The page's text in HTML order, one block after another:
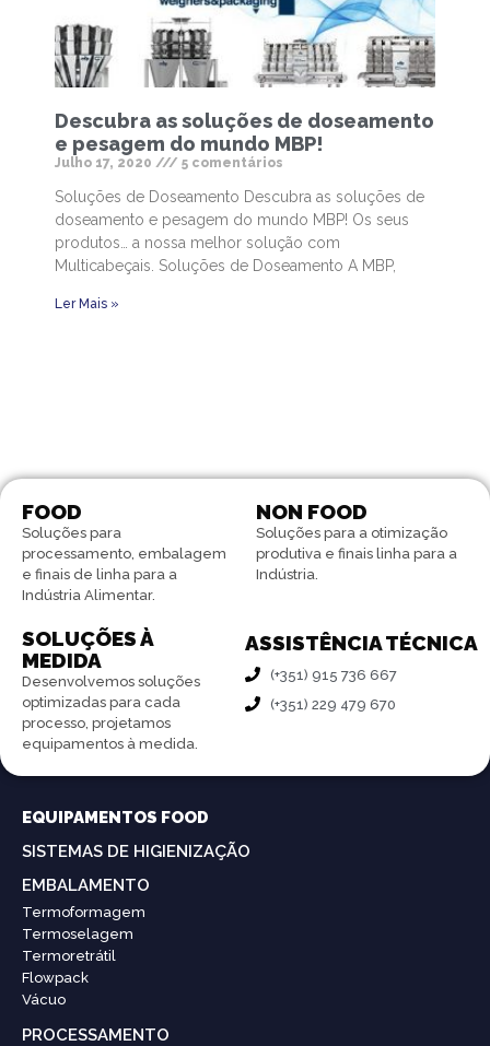
Descubra as soluções de doseamento
e pesagem do mundo MBP!
Julho 17, 2020 5 comentários
Soluções de Doseamento Descubra as soluções de
doseamento e pesagem do mundo MBP! Os seus
produtos… a nossa melhor solução com
Multicabeçais. Soluções de Doseamento A MBP,
Ler Mais »
FOOD
Soluções para
processamento, embalagem
e finais de linha para a
Indústria Alimentar.
NON FOOD
Soluções para a otimização
produtiva e finais linha para a
Indústria.
SOLUÇÕES À
MEDIDA
Desenvolvemos soluções
optimizadas para cada
processo, projetamos
equipamentos à medida.
ASSISTÊNCIA TÉCNICA
(+351) 915 736 667
(+351) 229 479 670
EQUIPAMENTOS FOOD
SISTEMAS DE HIGIENIZAÇÃO
EMBALAMENTO
Termoformagem
Termoselagem
Termoretrátil
Flowpack
Vácuo
PROCESSAMENTO